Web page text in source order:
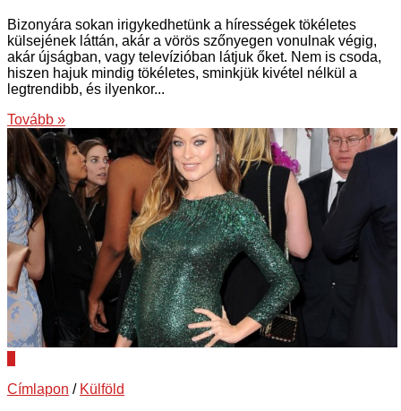
Bizonyára sokan irigykedhetünk a hírességek tökéletes
külsejének láttán, akár a vörös szőnyegen vonulnak végig,
akár újságban, vagy televízióban látjuk őket. Nem is csoda,
hiszen hajuk mindig tökéletes, sminkjük kivétel nélkül a
legtrendibb, és ilyenkor...
Tovább »
Címlapon / Külföld